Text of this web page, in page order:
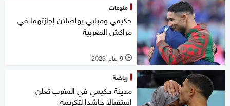
منوعات
حكيمي ومبابي يواصلان إجازتهما في
مراكش المغربية
l 9 يناير 2023
رياضة
مدينة حكيمي في المغرب تعلن
استقبالا حاشدا لتكريمه